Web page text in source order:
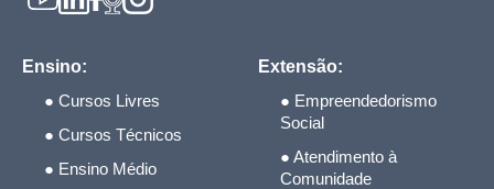
Ensino:
● Cursos Livres
● Cursos Técnicos
● Ensino Médio
Extensão:
● Empreendedorismo
Social
● Atendimento à
Comunidade